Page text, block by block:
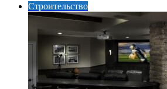
Строительство